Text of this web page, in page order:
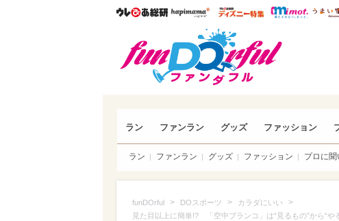
ウレぴあ総研ハピママ* ウレぴあ総研
ラン ファンラン グッズ ファッション
ラン ファンラン グッズ ファッション プロに聞
funDOrful > DOスポーツ > カラダにいい >
見た目以上に簡単!? 「空中ブランコ」は“見るもの”から“や